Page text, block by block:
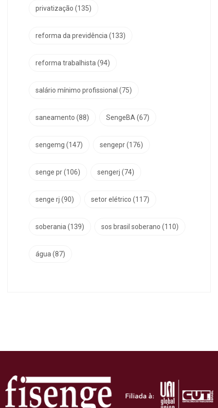
privatização (135)
reforma da previdência(133)
reforma trabalhista(94)
salário mínimo profissional (75)
saneamento (88) SengeBA(67)
sengemg (147) sengepr(176)
senge pr(106) sengerj (74)
senge rj (90) setor elétrico (117)
soberania(139) sos brasil soberano (110)
água(87)